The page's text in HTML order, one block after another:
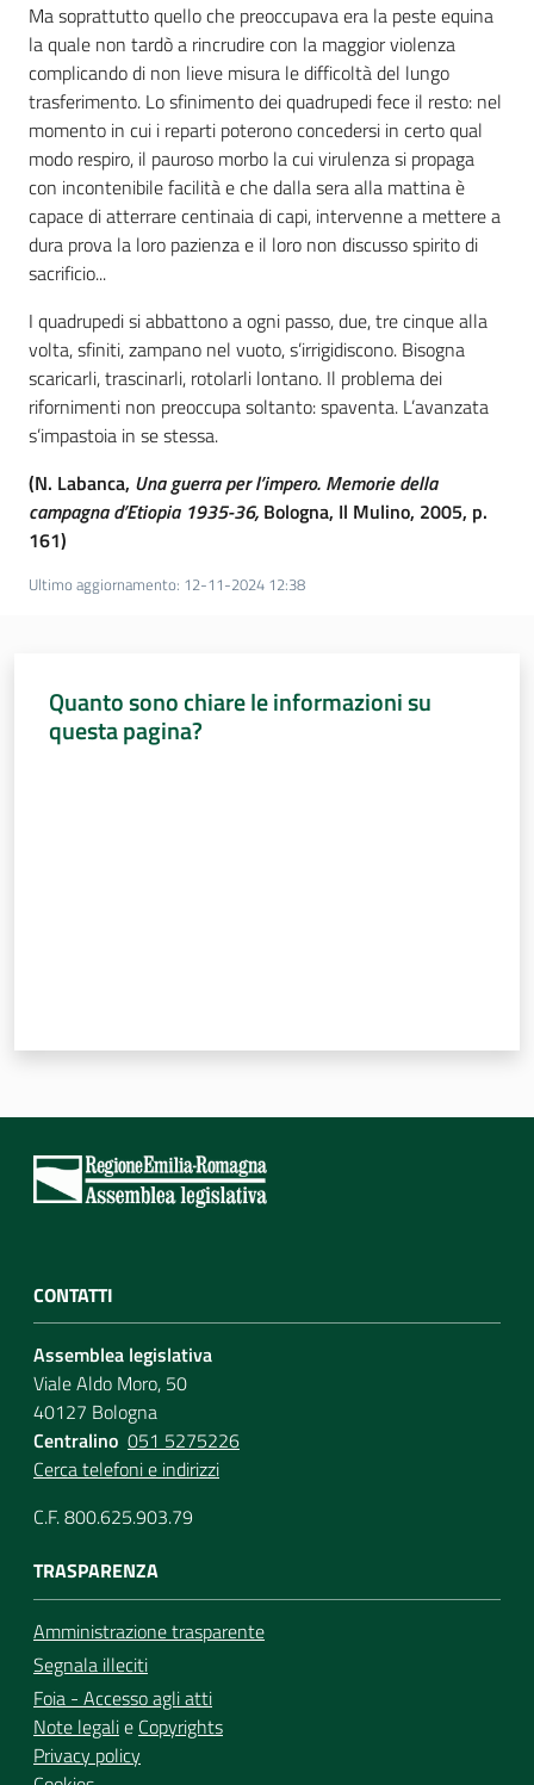
Assemblea
legislativa
Assemblea
Attività
Argomenti
Per i media
Per i cittadini
Ma soprattutto quello che preoccupava era la peste equina
la quale non tardò a rincrudire con la maggior violenza
complicando di non lieve misura le difficoltà del lungo
trasferimento. Lo sfinimento dei quadrupedi fece il resto: nel
momento in cui i reparti poterono concedersi in certo qual
modo respiro, il pauroso morbo la cui virulenza si propaga
con incontenibile facilità e che dalla sera alla mattina è
capace di atterrare centinaia di capi, intervenne a mettere a
dura prova la loro pazienza e il loro non discusso spirito di
sacrificio...
I quadrupedi si abbattono a ogni passo, due, tre cinque alla
volta, sfiniti, zampano nel vuoto, s’irrigidiscono. Bisogna
scaricarli, trascinarli, rotolarli lontano. Il problema dei
rifornimenti non preoccupa soltanto: spaventa. L’avanzata
s’impastoia in se stessa.
(N. Labanca, Una guerra per l’impero. Memorie della
campagna d’Etiopia 1935-36, Bologna, Il Mulino, 2005, p.
161)
Ultimo aggiornamento: 12-11-2024 12:38
Quanto sono chiare le informazioni su
questa pagina?
CONTATTI
Assemblea legislativa
Viale Aldo Moro, 50
40127 Bologna
Centralino 051 5275226
Cerca telefoni e indirizzi
C.F. 800.625.903.79
TRASPARENZA
Amministrazione trasparente
Segnala illeciti
Foia - Accesso agli atti
Note legalie Copyrights
Privacy policy